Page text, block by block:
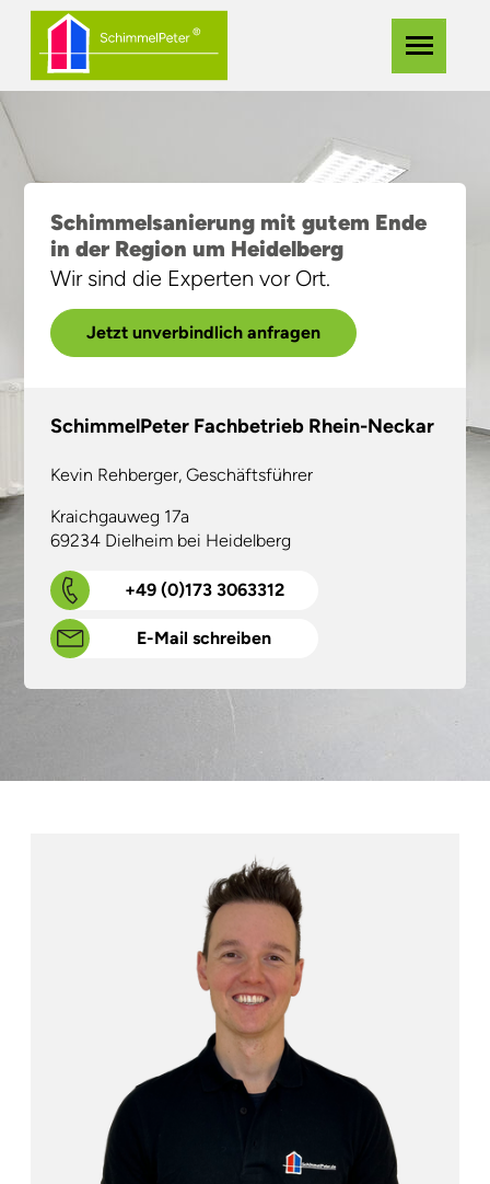
Zum
Hauptinhalt
springen
Navigation
Schimmelsanierung mit gutem Ende
in der Region um Heidelberg
Wir sind die Experten vor Ort.
Jetzt unverbindlich anfragen
SchimmelPeter Fachbetrieb Rhein-Neckar
Kevin Rehberger, Geschäftsführer
Kraichgauweg 17a
69234 Dielheim bei Heidelberg
+49 (0)173 3063312
E-Mail schreiben